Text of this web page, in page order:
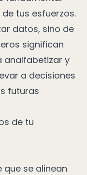
tus esfuerzos.
datos, sino de
significan
analfabetizar y
a decisiones
futuras
de tu
se alinean